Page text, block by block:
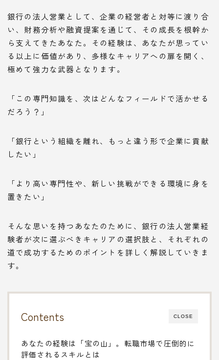
銀行の法人営業として、企業の経営者と対等に渡り合
い、財務分析や融資提案を通じて、その成長を根幹か
ら支えてきたあなた。その経験は、あなたが思ってい
る以上に価値があり、多様なキャリアへの扉を開く、
極めて強力な武器となります。
「この専門知識を、次はどんなフィールドで活かせる
だろう？」
「銀行という組織を離れ、もっと違う形で企業に貢献
したい」
「より高い専門性や、新しい挑戦ができる環境に身を
置きたい」
そんな思いを持つあなたのために、銀行の法人営業経
験者が次に選ぶべきキャリアの選択肢と、それぞれの
道で成功するためのポイントを詳しく解説していきま
す。
CLOSE
Contents
あなたの経験は「宝の山」。転職市場で圧倒的に
評価されるスキルとは